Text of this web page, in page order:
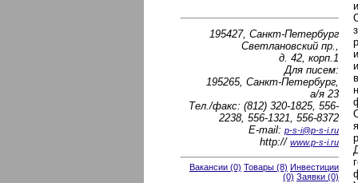
195427, Санкт-Петербург
Светлановский пр.,
д. 42, корп.1
Для писем:
195265, Санкт-Петербург,
а/я 23
Тел./факс: (812) 320-1825, 556-
2238, 556-1321, 556-8372
E-mail: p-s-i@p-s-i.ru
http:// www.p-s-i.ru
Вакансии (0) Товары (8) Инвестиции
(0) Заявки (0)